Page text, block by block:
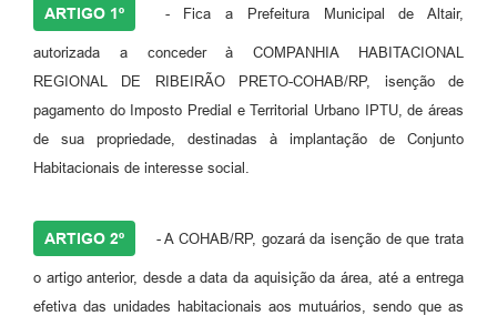
ARTIGO 1º - Fica a Prefeitura Municipal de Altair,
autorizada a conceder à COMPANHIA HABITACIONAL
REGIONAL DE RIBEIRÃO PRETO-COHAB/RP, isenção de
pagamento do Imposto Predial e Territorial Urbano IPTU, de áreas
de sua propriedade, destinadas à implantação de Conjunto
Habitacionais de interesse social.
ARTIGO 2º - A COHAB/RP, gozará da isenção de que trata
o artigo anterior, desde a data da aquisição da área, até a entrega
efetiva das unidades habitacionais aos mutuários, sendo que as